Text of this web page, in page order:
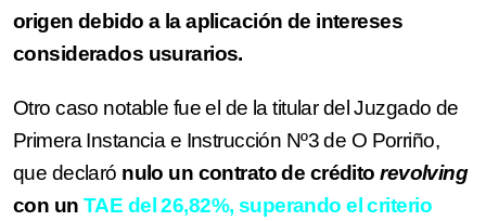
origen debido a la aplicación de intereses
considerados usurarios.
Otro caso notable fue el de la titular del Juzgado de
Primera Instancia e Instrucción Nº3 de O Porriño,
que declaró nulo un contrato de créditorevolving
con un TAE del 26,82%, superando el criterio